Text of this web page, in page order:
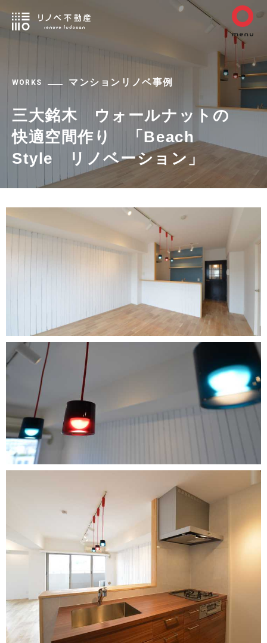
WORKS マンションリノベ事例
三大銘木 ウォールナットの
快適空間作り 「Beach
Style リノベーション」